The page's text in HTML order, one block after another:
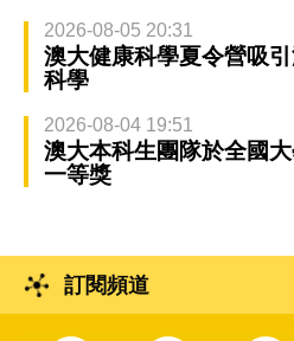
2026-08-05 20:31
澳大健康科學夏令營吸
科學
2026-08-04 19:51
澳大本科生團隊於全國
一等獎
訂閱頻道